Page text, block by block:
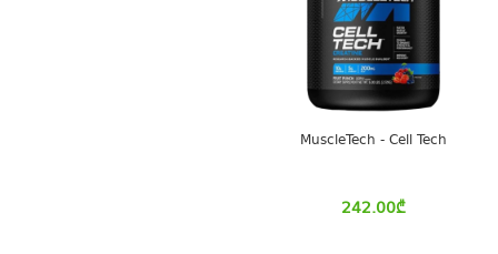
MuscleTech - Cell Tech
242.00₾